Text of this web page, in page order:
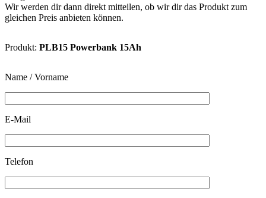
Wir werden dir dann direkt mitteilen, ob wir dir das Produkt zum
gleichen Preis anbieten können.
Produkt: PLB15 Powerbank 15Ah
Name / Vorname
E-Mail
Telefon